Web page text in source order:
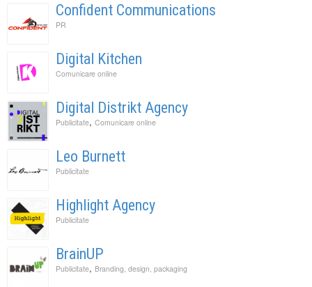
Confident Communications
PR
Digital Kitchen
Comunicare online
Digital Distrikt Agency
Publicitate, Comunicare online
Leo Burnett
Publicitate
Highlight Agency
Publicitate
BrainUP
Publicitate, Branding, design, packaging